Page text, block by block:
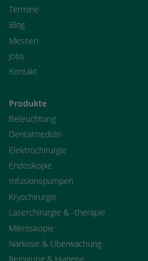
Termine
Blog
Messen
Jobs
Kontakt
Produkte
Beleuchtung
Dentalmedizin
Elektrochirurgie
Endoskopie
Infusionspumpen
Kryochirurgie
Laserchirurgie & -therapie
Mikroskopie
Narkose & Überwachung